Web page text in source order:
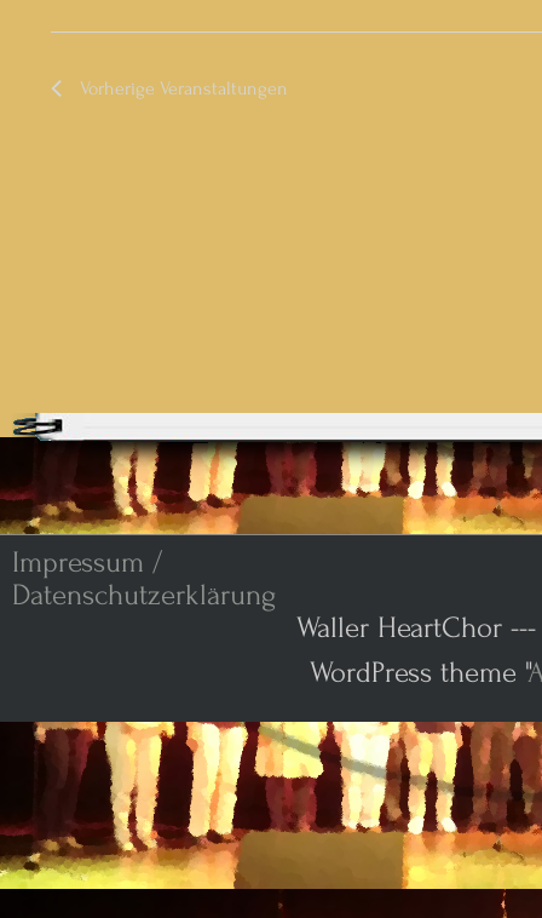
Vorherige Veranstaltungen
Impressum /
Datenschutzerklärung
Waller HeartChor
WordPress theme "